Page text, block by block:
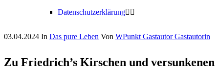
Datenschutzerklärung
03.04.2024 In Das pure Leben Von WPunkt Gastautor Gastautorin
Zu Friedrich’s Kirschen und versunkenen